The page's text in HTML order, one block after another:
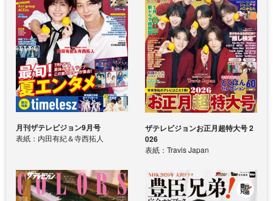
月刊ザテレビジョン9月号
表紙：内田有紀＆寺西拓人
ザテレビジョンお正月超特大号 2
026
表紙：Travis Japan